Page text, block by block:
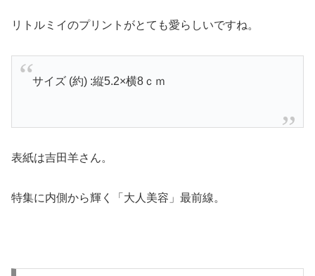
リトルミイのプリントがとても愛らしいですね。
サイズ (約) :縦5.2×横8ｃｍ
表紙は吉田羊さん。
特集に内側から輝く「大人美容」最前線。